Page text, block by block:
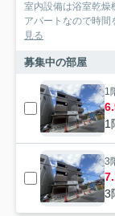
室内設備は浴室乾燥
アパートなので時間
見る
募集中の部屋
1
1
3
3